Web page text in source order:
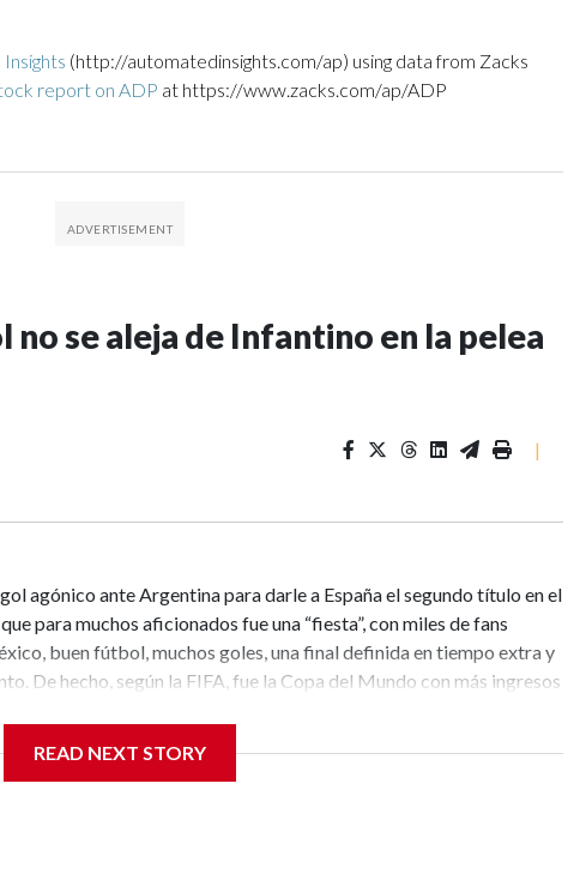
(http://automatedinsights.com/ap) using data from Zacks
report on ADP at https://www.zacks.com/ap/ADP
no se aleja de Infantino en la pelea
|
agónico ante Argentina para darle a España el segundo título en el
para muchos aficionados fue una “fiesta”, con miles de fans
buen fútbol, muchos goles, una final definida en tiempo extra y
De hecho, según la FIFA, fue la Copa del Mundo con más ingresos
se han robado el protagonismo con planes discutidos debajo
Gianni Infantino, por vender una parte de los derechos
chocó contra una pared a varios cientos de kilómetros por
READ NEXT STORY